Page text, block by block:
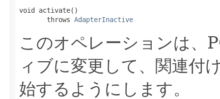
void activate()
       throws
AdapterInactive
このオペレーションは、
ィブに変更して、関連付
始するようにします。